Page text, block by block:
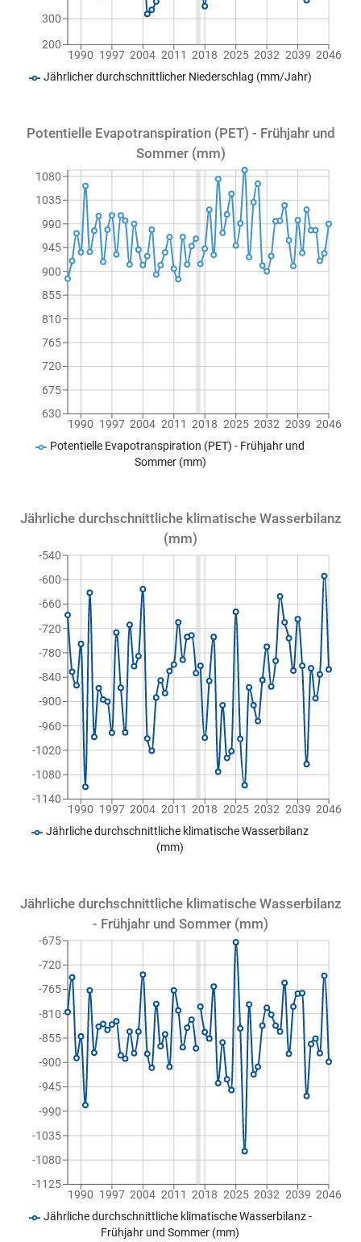
1990 1997 2004 2011 2018 2025 2032 2039 2046
200
300
Jährlicher durchschnittlicher Niederschlag (mm/Jahr)
Potentielle Evapotranspiration (PET) - Frühjahr und
Sommer (mm)
1990 1997 2004 2011 2018 2025 2032 2039 2046
630
675
720
765
810
855
900
945
990
1035
1080
Potentielle Evapotranspiration (PET) - Frühjahr und
Sommer (mm)
Jährliche durchschnittliche klimatische Wasserbilanz
(mm)
1990 1997 2004 2011 2018 2025 2032 2039 2046
-1140
-1080
-1020
-960
-900
-840
-780
-720
-660
-600
-540
Jährliche durchschnittliche klimatische Wasserbilanz
(mm)
Jährliche durchschnittliche klimatische Wasserbilanz
- Frühjahr und Sommer (mm)
1990 1997 2004 2011 2018 2025 2032 2039 2046
-1125
-1080
-1035
-990
-945
-900
-855
-810
-765
-720
-675
Jährliche durchschnittliche klimatische Wasserbilanz -
Frühjahr und Sommer (mm)